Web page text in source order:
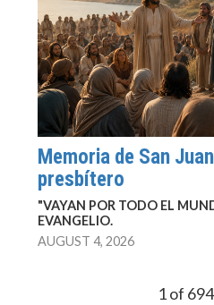
Memoria de San
presbítero
"VAYAN POR TODO EL
EVANGELIO.
AUGUST 4, 2026
1 of 694